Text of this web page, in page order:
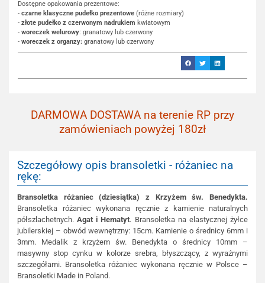
Dostępne opakowania prezentowe:
- czarne klasyczne pudełko prezentowe (różne rozmiary)
- złote pudełko z czerwonym nadrukiem kwiatowym
- woreczek welurowy: granatowy lub czerwony
- woreczek z organzy: granatowy lub czerwony
DARMOWA DOSTAWA na terenie RP przy
zamówieniach powyżej 180zł
Szczegółowy opis bransoletki - różaniec na
rękę:
Bransoletka różaniec (dziesiątka) z Krzyżem św. Benedykta.
Bransoletka różaniec wykonana ręcznie z kamienie naturalnych
półszlachetnych. Agat i Hematyt. Bransoletka na elastycznej żyłce
jubilerskiej – obwód wewnętrzny: 15cm. Kamienie o średnicy 6mm i
3mm. Medalik z krzyżem św. Benedykta o średnicy 10mm –
masywny stop cynku w kolorze srebra, błyszczący, z wyraźnymi
szczegółami. Bransoletka różaniec wykonana ręcznie w Polsce –
Bransoletki Made in Poland.